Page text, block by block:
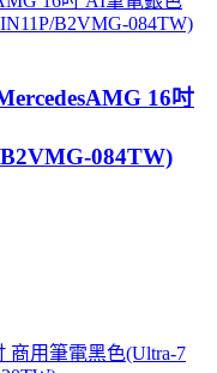
16吋
084TW)